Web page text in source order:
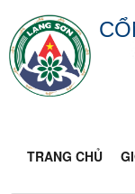
TRANG CHỦ